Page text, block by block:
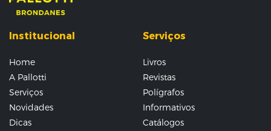
Institucional
Home
A Pallotti
Serviços
Novidades
Dicas
Serviços
Livros
Revistas
Polígrafos
Informativos
Catálogos